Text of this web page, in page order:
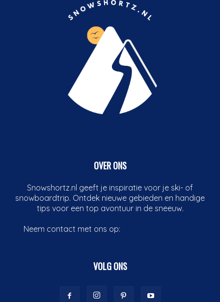
OVER ONS
Snowshortz.nl geeft je inspiratie voor je ski- of
snowboardtrip. Ontdek nieuwe gebieden en handige
tips voor een top avontuur in de sneeuw.
Neem contact met ons op:
VOLG ONS